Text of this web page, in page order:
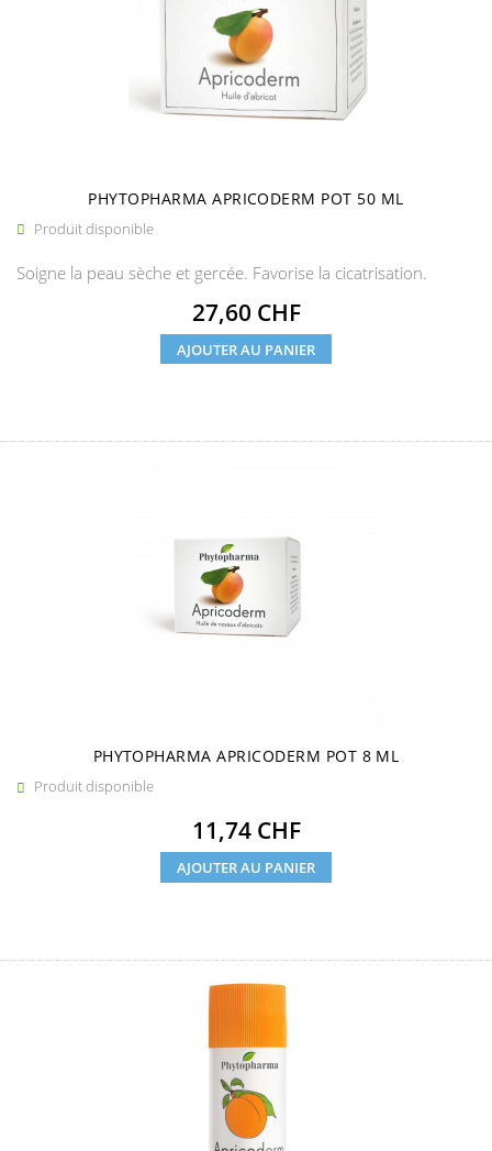
PHYTOPHARMA APRICODERM POT 50 ML
 Produit disponible
Soigne la peau sèche et gercée. Favorise la cicatrisation.
Prix
27,60 CHF
AJOUTER AU PANIER
PHYTOPHARMA APRICODERM POT 8 ML
 Produit disponible
Prix
11,74 CHF
AJOUTER AU PANIER